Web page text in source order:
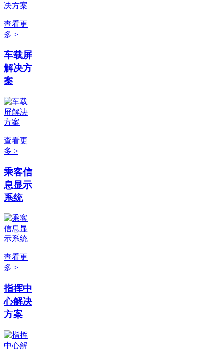
查看更
多 >
车载屏
解决方
案
查看更
多 >
乘客信
息显示
系统
查看更
多 >
指挥中
心解决
方案